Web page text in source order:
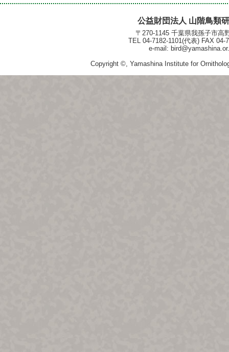
公益財団法人 山階鳥類
〒270-1145 千葉県我孫子市高
TEL 04-7182-1101(代表) FAX 04-
e-mail:
Copyright ©, Yamashina Institute for